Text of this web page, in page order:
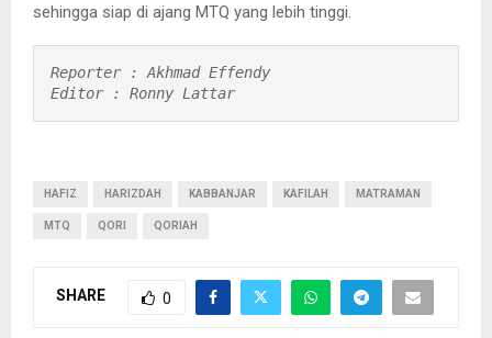
sehingga siap di ajang MTQ yang lebih tinggi.
Reporter : Akhmad Effendy
Editor : Ronny Lattar
HAFIZ HARIZDAH KABBANJAR KAFILAH MATRAMAN
MTQ QORI QORIAH
SHARE 0